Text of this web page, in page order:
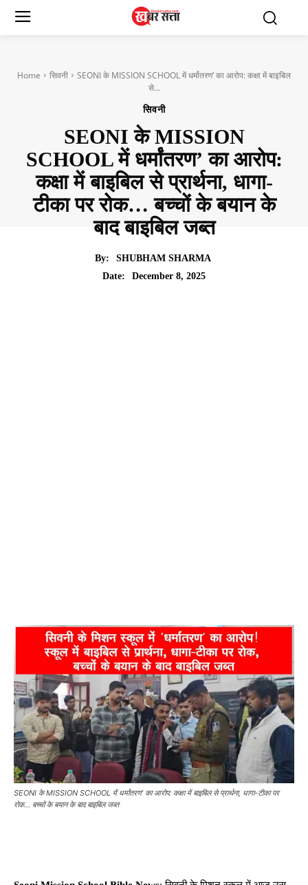
Home सिवनी
SEONI के MISSION SCHOOL में धर्मांतरण’ का आरोप: कक्षा में बाइबिल
से...
सिवनी
SEONI के MISSION
SCHOOL में धर्मांतरण’ का आरोप:
कक्षा में बाइबिल से प्रार्थना, धागा-
टीका पर रोक… बच्चों के बयान के
बाद बाइबिल जब्त
By:
SHUBHAM SHARMA
Date:
December 8, 2025
SEONI के MISSION SCHOOL में धर्मांतरण’ का आरोप: कक्षा में बाइबिल से प्रार्थना, धागा-टीका पर
रोक… बच्चों के बयान के बाद बाइबिल जब्त